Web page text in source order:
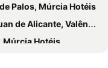
Palos, Múrcia Hotéis
de Alicante, Valência Hotéis
Múrcia Hotéis
Múrcia Hotéis